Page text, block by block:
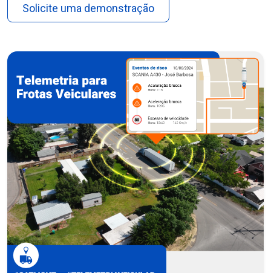
Solicite uma demonstração